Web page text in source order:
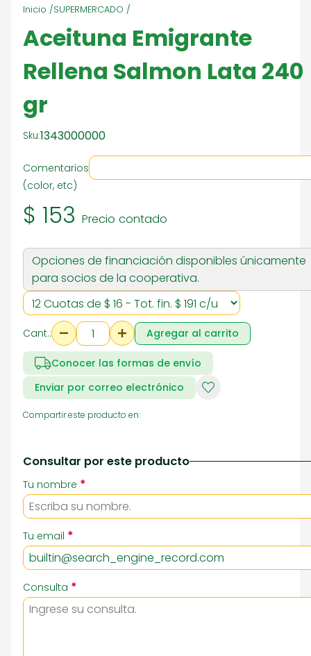
Inicio /SUPERMERCADO /
Aceituna Emigrante
Rellena Salmon Lata 240
gr
Sku:1343000000
Comentarios
(color, etc)
$ 153 Precio contado
Opciones de financiación disponibles únicamente
para socios de la cooperativa.
Cant.: Agregar al carrito
Conocer las formas de envío
Enviar por correo electrónico
Compartir este producto en:
Consultar por este producto
Tu nombre *
Tu email *
Consulta *